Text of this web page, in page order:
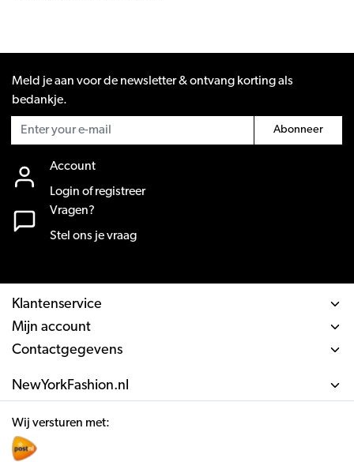
Meld je aan voor de newsletter & ontvang korting als
bedankje.
Abonneer
Account
Login of registreer
Vragen?
Stel ons je vraag
Klantenservice
Mijn account
Contactgegevens
NewYorkFashion.nl
Wij versturen met: